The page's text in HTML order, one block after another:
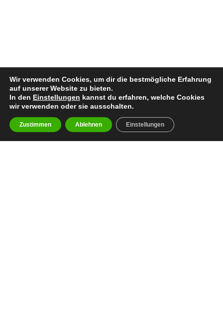
Wir verwenden Cookies, um dir die bestmögliche Erfahrung
auf unserer Website zu bieten.
In den Einstellungen kannst du erfahren, welche Cookies
wir verwenden oder sie ausschalten.
Zustimmen Ablehnen Einstellungen